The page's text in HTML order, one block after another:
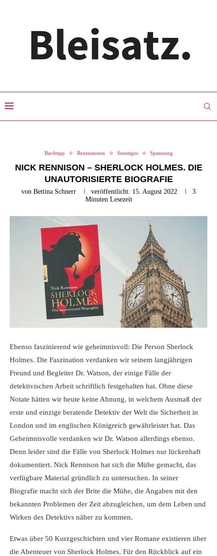
Buchtipp Rezensionen Sonstiges Spannung
NICK RENNISON – SHERLOCK HOLMES. DIE
UNAUTORISIERTE BIOGRAFIE
von Bettina Schnerr veröffentlicht: 15. August 2022
3
Minuten Lesezeit
Ebenso faszinierend wie geheimnisvoll: Die Person Sherlock
Holmes. Die Faszination verdanken wir seinem langjährigen
Freund und Begleiter Dr. Watson, der einige Fälle der
detektivischen Arbeit schriftlich festgehalten hat. Ohne diese
Notate hätten wir heute keine Ahnung, in welchem Ausmaß der
erste und einzige beratende Detektiv der Welt die Sicherheit in
London und im englischen Königreich gewährleistet hat. Das
Geheimnisvolle verdanken wir Dr. Watson allerdings ebenso.
Denn leider sind die Fälle von Sherlock Holmes nur lückenhaft
dokumentiert. Nick Rennison hat sich die Mühe gemacht, das
verfügbare Material gründlich zu untersuchen. In seiner
Biografie macht sich der Brite die Mühe, die Angaben mit den
bekannten Problemen der Zeit abzugleichen, um dem Leben und
Wirken des Detektivs näher zu kommen.
Etwas über 50 Kurzgeschichten und vier Romane existieren über
die Abenteuer von Sherlock Holmes. Für den Rückblick auf ein